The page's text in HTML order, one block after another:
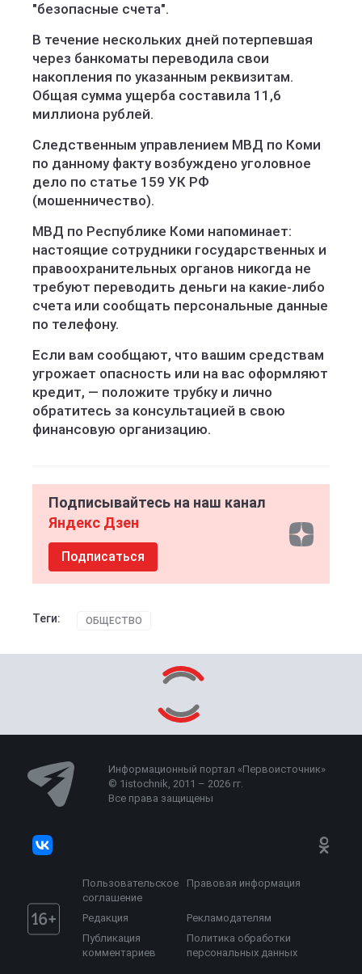
"безопасные счета".
В течение нескольких дней потерпевшая
через банкоматы переводила свои
накопления по указанным реквизитам.
Общая сумма ущерба составила 11,6
миллиона рублей.
Следственным управлением МВД по Коми
по данному факту возбуждено уголовное
дело по статье 159 УК РФ
(мошенничество).
МВД по Республике Коми напоминает:
настоящие сотрудники государственных и
правоохранительных органов никогда не
требуют переводить деньги на какие-либо
счета или сообщать персональные данные
по телефону.
Если вам сообщают, что вашим средствам
угрожает опасность или на вас оформляют
кредит, — положите трубку и лично
обратитесь за консультацией в свою
финансовую организацию.
Подписывайтесь на наш канал
Яндекс Дзен
Подписаться
Теги: ОБЩЕСТВО
Информационный портал «Первоисточник»
© 1istochnik, 2011 – 2026 гг.
Все права защищены
Пользовательское
соглашение
Правовая информация
Редакция
Рекламодателям
Публикация
комментариев
Политика обработки
персональных данных